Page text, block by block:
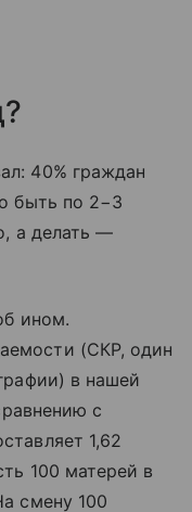
40% граждан
быть по 2−3
а делать —
ином.
(СКР, один
в нашей
с
1,62
100 матерей в
смену 100